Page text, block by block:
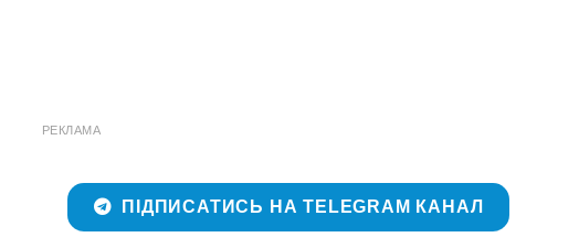
РЕКЛАМА
ПІДПИСАТИСЬ НА TELEGRAM КАНАЛ